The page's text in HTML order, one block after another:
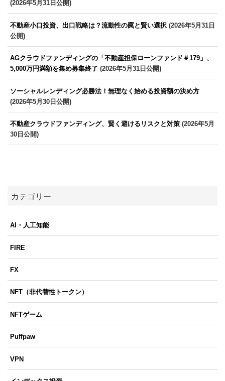
(2026年5月31日公開)
不動産小口投資、出口戦略は？流動性の罠と賢い選択 (2026年5月31日
公開)
AGクラウドファンディングの「不動産担保ローンファンド＃179」、
5,000万円満額を集め募集終了 (2026年5月31日公開)
ソーシャルレンディング必勝法！無理なく始める投資額の決め方
(2026年5月30日公開)
不動産クラウドファンディング、賢く避けるリスクと対策 (2026年5月
30日公開)
カテゴリー
AI・人工知能
FIRE
FX
NFT（非代替性トークン）
NFTゲーム
Puffpaw
VPN